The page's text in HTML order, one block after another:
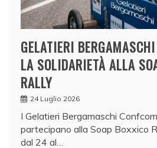
GELATIERI
LA SOLIDARIETÀ ALLA
RALLY
24 Luglio 2026
I Gelatieri Bergamaschi
partecipano alla Soap Boxxico
dal 24 al…